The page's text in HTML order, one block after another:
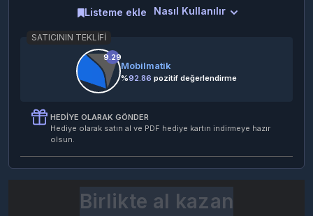
0 değerlendirme
Nasıl Kullanılır
Listeme ekle
SATICININ TEKLIFI
9.29
Mobilmatik
%92.86 pozitif değerlendirme
HEDIYE OLARAK GÖNDER
Hediye olarak satın al ve PDF hediye kartın indirmeye hazır
olsun.
Birlikte al kazan